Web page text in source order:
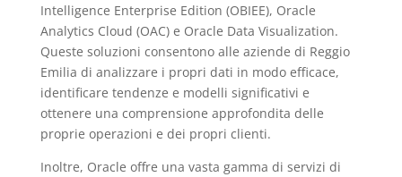
Intelligence Enterprise Edition (OBIEE), Oracle
Analytics Cloud (OAC) e Oracle Data Visualization.
Queste soluzioni consentono alle aziende di Reggio
Emilia di analizzare i propri dati in modo efficace,
identificare tendenze e modelli significativi e
ottenere una comprensione approfondita delle
proprie operazioni e dei propri clienti.
Inoltre, Oracle offre una vasta gamma di servizi di